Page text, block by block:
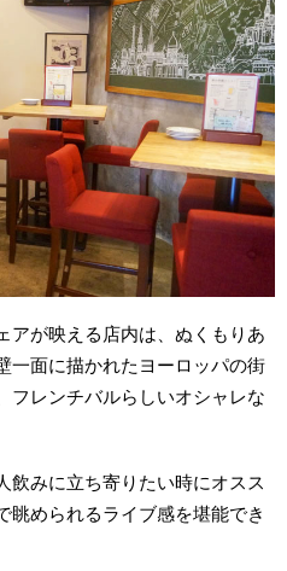
アが映える店内は、ぬくもりあ
一面に描かれたヨーロッパの街
フレンチバルらしいオシャレな
飲みに立ち寄りたい時にオスス
眺められるライブ感を堪能でき